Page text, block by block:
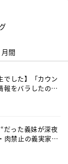
月間
でした】「カウン
報をバラしたの
だった義妹が深夜
禁止の義実家ル